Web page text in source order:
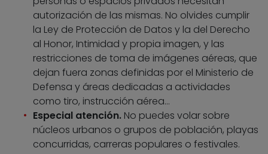
autorización de las mismas. No olvides cumplir
la Ley de Protección de Datos y la del Derecho
al Honor, Intimidad y propia imagen, y las
restricciones de toma de imágenes aéreas, que
dejan fuera zonas definidas por el Ministerio de
Defensa y áreas dedicadas a actividades
como tiro, instrucción aérea…
Especial atención. No puedes volar sobre
núcleos urbanos o grupos de población, playas
concurridas, carreras populares o festivales.